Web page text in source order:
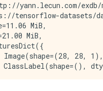
yann.lecun.com/exdb/
tensorflow-datasets/
MiB,
MiB,
Image(shape=(28, 28,